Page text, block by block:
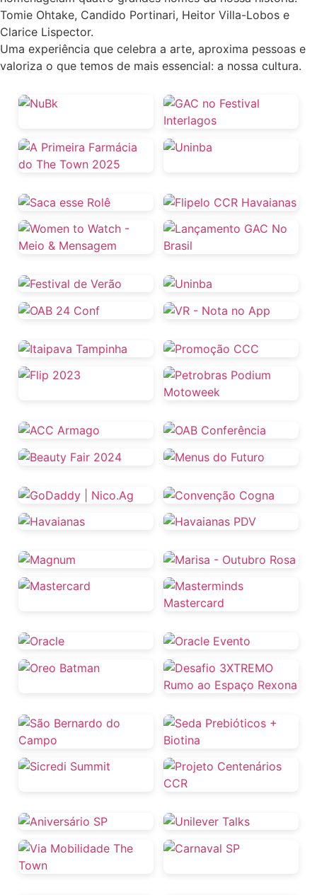
Tomie Ohtake, Candido Portinari, Heitor Villa-Lobos e
Clarice Lispector.
Uma experiência que celebra a arte, aproxima pessoas e
valoriza o que temos de mais essencial: a nossa cultura.